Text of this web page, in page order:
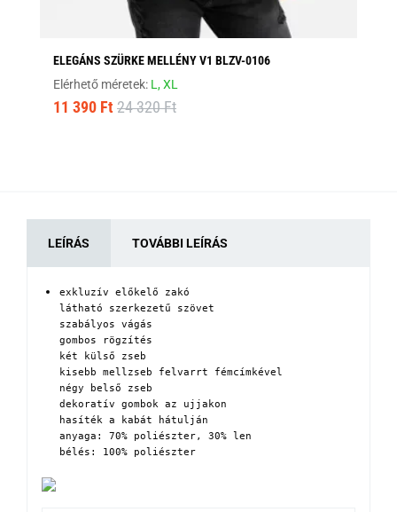
ELEGÁNS SZÜRKE MELLÉNY V1 BLZV-0106
Elérhető méretek: L,XL
11 390 Ft 24 320 Ft
LEÍRÁS TOVÁBBI LEÍRÁS
exkluzív előkelő zakó
látható szerkezetű szövet
szabályos vágás
gombos rögzítés
két külső zseb
kisebb mellzseb felvarrt fémcímkével
négy belső zseb
dekoratív gombok az ujjakon
hasíték a kabát hátulján
anyaga: 70% poliészter, 30% len
bélés: 100% poliészter